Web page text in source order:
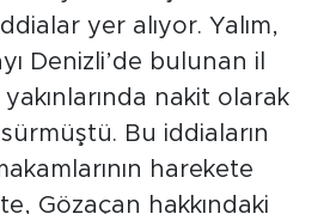
Gözaçan’a teslim
yer alıyor. Yalım,
Denizli’de bulunan il
yakınlarında nakit olarak
Bu iddiaların
harekete